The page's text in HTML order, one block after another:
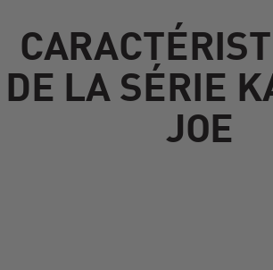
DE LA SÉRIE
JOE